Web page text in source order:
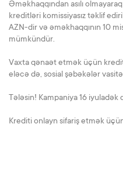
Əməkhaqqından asılı
kreditləri komissiyasız təklif
AZN-dir və əməkhaqqının 10
mümkündür.
Vaxta qənaət etmək üçün
eləcə də, sosial şəbəkələr
Tələsin! Kampaniya 16 iyuladək
Krediti onlayn sifariş etmək